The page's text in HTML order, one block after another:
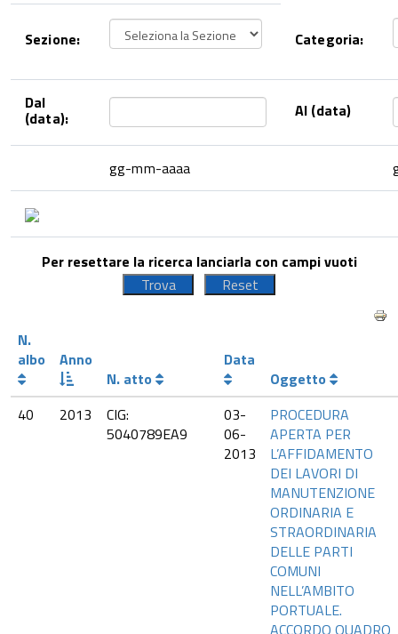
Sezione: Categoria:
Dal
(data): Al (data)
gg-mm-aaaa
Per resettare la ricerca lanciarla con campi vuoti
N.
albo
Anno
N. atto
Data
Oggetto
40
2013
CIG:
5040789EA9
03-
06-
2013
PROCEDURA
APERTA PER
L’AFFIDAMENTO
DEI LAVORI DI
MANUTENZIONE
ORDINARIA E
STRAORDINARIA
DELLE PARTI
COMUNI
NELL’AMBITO
PORTUALE.
ACCORDO QUADRO